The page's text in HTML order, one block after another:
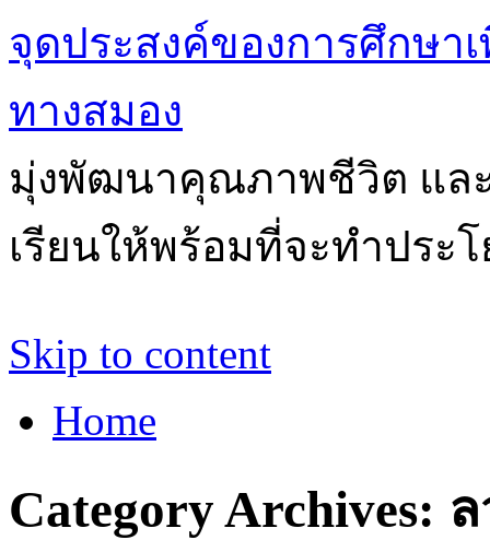
จุดประสงค์ของการศึกษา
ทางสมอง
มุ่งพัฒนาคุณภาพชีวิต แล
เรียนให้พร้อมที่จะทำประ
Skip to content
Home
Category Archives: